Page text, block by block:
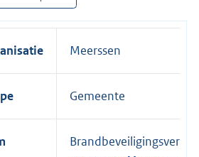
Meerssen
Gemeente